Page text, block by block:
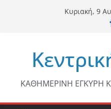
Κυριακή, 9
ΚΑΘΗΜΕΡΙΝΗ ΕΓΚΥΡΗ